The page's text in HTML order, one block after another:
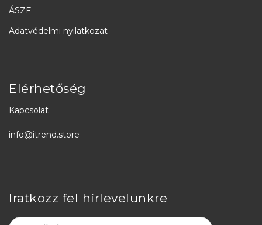
ÁSZF
Adatvédelmi nyilatkozat
Elérhetőség
Kapcsolat
info@itrend.store
Iratkozz fel hírlevelünkre